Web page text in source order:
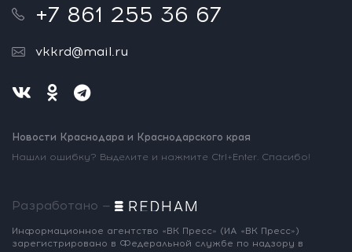
+7 861 255 36 67
vkkrd@mail.ru
Новости Краснодара и Краснодарского края
Нашли ошибку? Выделите и нажмите Ctrl+Enter. Спасибо!
Разработано —
Информационное агентство «ВК Пресс» (ИА «ВК Пресс»)
зарегистрировано в Федеральной службе по надзору в